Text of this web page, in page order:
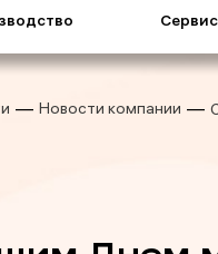
Сервис
Новости компании